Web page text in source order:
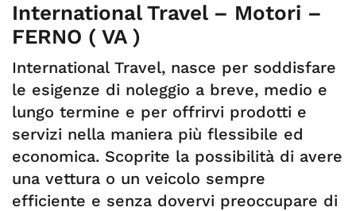
International Travel – Motori –
FERNO ( VA )
International Travel, nasce per soddisfare
le esigenze di noleggio a breve, medio e
lungo termine e per offrirvi prodotti e
servizi nella maniera più flessibile ed
economica. Scoprite la possibilità di avere
una vettura o un veicolo sempre
efficiente e senza dovervi preoccupare di